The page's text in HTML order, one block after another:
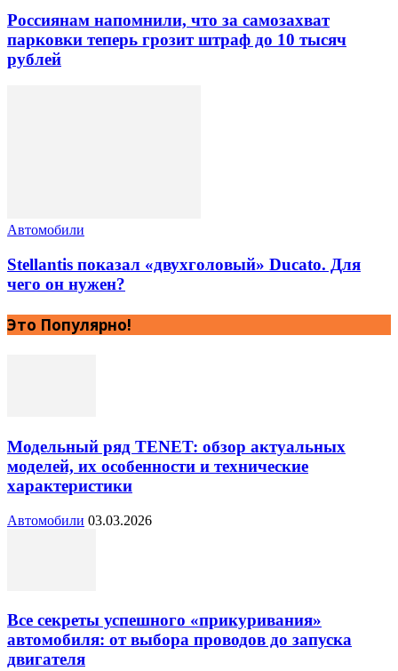
Россиянам напомнили, что за самозахват
парковки теперь грозит штраф до 10 тысяч
рублей
Автомобили
Stellantis показал «двухголовый» Ducato. Для
чего он нужен?
Это Популярно!
Модельный ряд TENET: обзор актуальных
моделей, их особенности и технические
характеристики
Автомобили 03.03.2026
Все секреты успешного «прикуривания»
автомобиля: от выбора проводов до запуска
двигателя